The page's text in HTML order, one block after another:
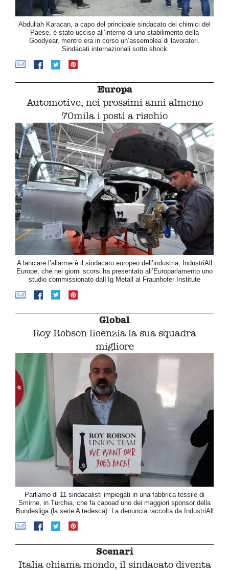
Abdullah Karacan, a capo del principale sindacato dei chimici del
Paese, è stato ucciso all’interno di uno stabilimento della
Goodyear, mentre era in corso un’assemblea di lavoratori.
Sindacati internazionali sotto shock
Europa
Automotive, nei prossimi anni almeno
70mila i posti a rischio
A lanciare l’allarme è il sindacato europeo dell’industria, IndustriAll
Europe, che nei giorni scorsi ha presentato all’Europarlamento uno
studio commissionato dalI’Ig Metall al Fraunhofer Institute
Global
Roy Robson licenzia la sua squadra
migliore
Parliamo di 11 sindacalisti impiegati in una fabbrica tessile di
Smirne, in Turchia, che fa capoad uno dei maggiori sponsor della
Bundesliga (la serie A tedesca). La denuncia raccolta da IndustriAll
Scenari
Italia chiama mondo, il sindacato diventa